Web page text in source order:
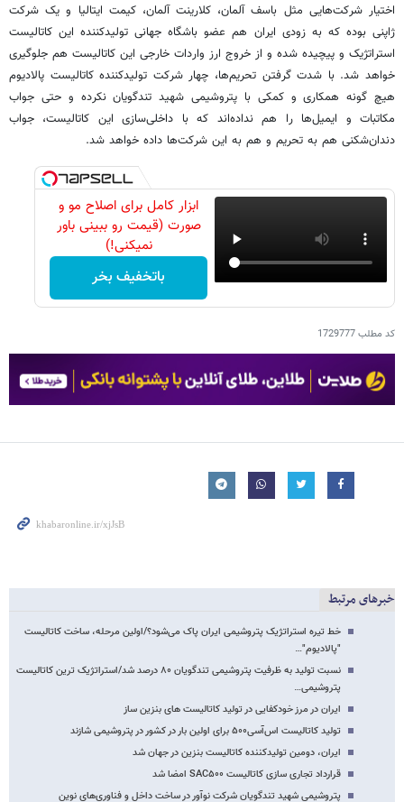
اختیار شرکت‌هایی مثل باسف آلمان، کلارینت آلمان، کیمت ایتالیا و یک شرکت
ژاپنی بوده که به زودی ایران هم عضو باشگاه جهانی تولیدکننده این کاتالیست
استراتژیک و پیچیده شده و از خروج ارز واردات خارجی این کاتالیست هم جلوگیری
خواهد شد. با شدت گرفتن تحریم‌ها، چهار شرکت تولیدکننده کاتالیست پالادیوم
هیچ گونه همکاری و کمکی با پتروشیمی شهید تندگویان نکرده و حتی جواب
مکاتبات و ایمیل‌ها را هم نداده‌اند که با داخلی‌سازی این کاتالیست، جواب
دندان‌شکنی هم به تحریم و هم به این شرکت‌ها داده خواهد شد.
ابزار کامل برای اصلاح مو و
صورت (قیمت رو ببینی باور
نمیکنی!)
باتخفیف بخر
کد مطلب1729777
خبرهای مرتبط
خط تیره استراتژیک پتروشیمی ایران پاک می‌شود؟/اولین مرحله، ساخت کاتالیست
"پالادیوم"…
نسبت تولید به ظرفیت پتروشیمی تندگویان ۸۰ درصد شد/استراتژیک ترین کاتالیست
پتروشیمی…
ایران در مرز خودکفایی در تولید کاتالیست های بنزین ساز
تولید کاتالیست اس‌آسی۵۰۰ برای اولین بار در کشور در پتروشیمی شازند
ایران، دومین تولیدکننده کاتالیست بنزین در جهان شد
قرارداد تجاری‌ سازی کاتالیست SAC۵۰۰ امضا شد
پتروشیمی شهید تندگویان شرکت نوآور در ساخت داخل و فناوری‌های نوین